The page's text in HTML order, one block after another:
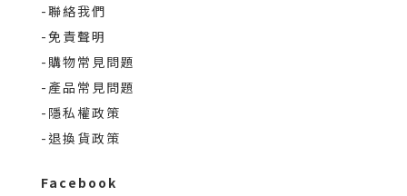
-聯絡我們
-免責聲明
-購物常見問題
-產品常見問題
-隱私權政策
-退換貨政策
Facebook